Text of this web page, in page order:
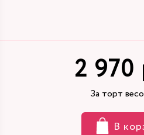
2 970
За торт
В